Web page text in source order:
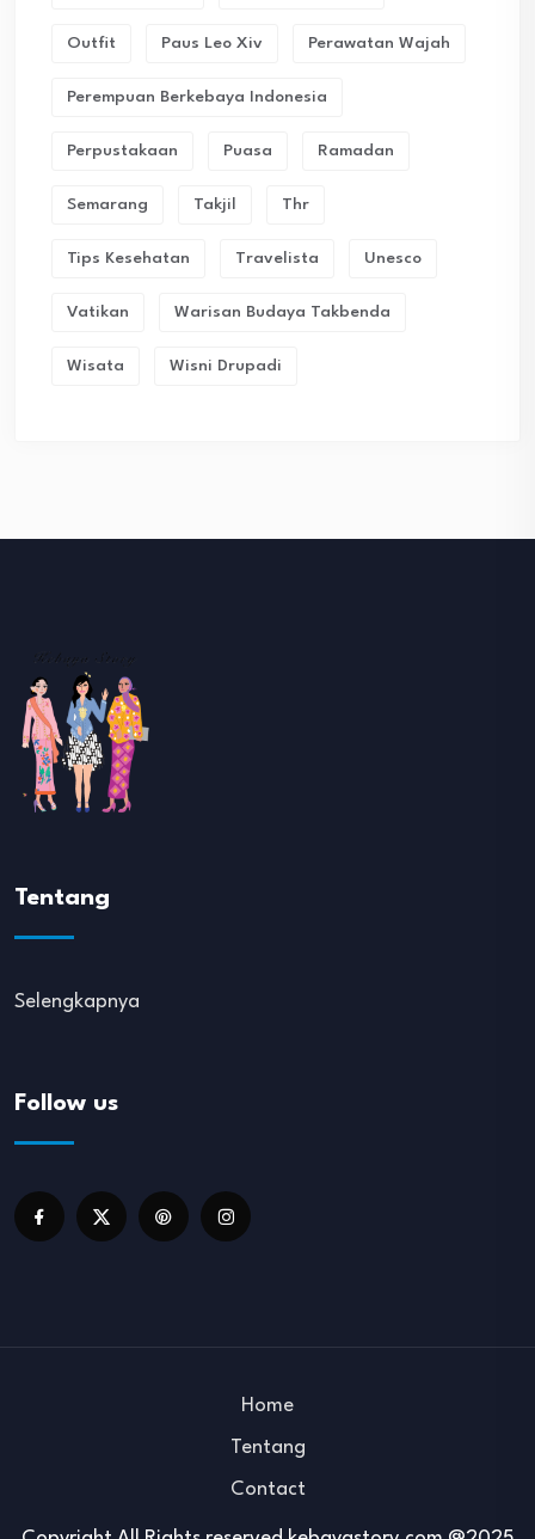
Outfit Paus Leo Xiv Perawatan Wajah
Perempuan Berkebaya Indonesia
Perpustakaan Puasa Ramadan
Semarang Takjil Thr
Tips Kesehatan Travelista Unesco
Vatikan Warisan Budaya Takbenda
Wisata Wisni Drupadi
Tentang
Selengkapnya
Follow us
Home
Tentang
Contact